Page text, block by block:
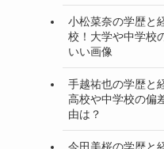
小松菜奈の学歴と
校！大学や中学校
いい画像
手越祐也の学歴と
高校や中学校の偏
由は？
今田美桜の学歴と